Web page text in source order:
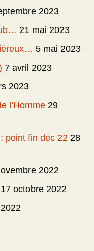
2023
21 mai 2023
5 mai 2023
7 avril 2023
2023
l’Homme 29
point fin déc 22 28
2022
17 octobre 2022